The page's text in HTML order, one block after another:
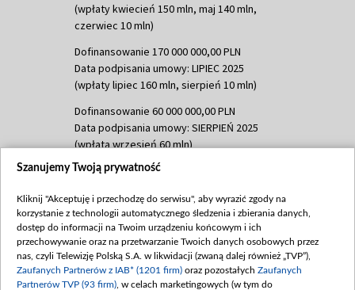
(wpłaty kwiecień 150 mln, maj 140 mln,
czerwiec 10 mln)
Dofinansowanie 170 000 000,00 PLN
Data podpisania umowy: LIPIEC 2025
(wpłaty lipiec 160 mln, sierpień 10 mln)
Dofinansowanie 60 000 000,00 PLN
Data podpisania umowy: SIERPIEŃ 2025
(wpłata wrzesień 60 mln)
Dofinansowanie 635 783 051,21 PLN
(wpłata wrzesień 100 mln, październik 350
mln, listopad 265 mln)
Dofinansowanie 48 862 000,00 PLN
Data podpisania umowy: GRUDZIEŃ 2025
(wpłata grudzień 60,548 mln)
Szanujemy Twoją prywatność
Kliknij "Akceptuję i przechodzę do serwisu", aby wyrazić zgody na
korzystanie z technologii automatycznego śledzenia i zbierania danych,
dostęp do informacji na Twoim urządzeniu końcowym i ich
przechowywanie oraz na przetwarzanie Twoich danych osobowych przez
nas, czyli Telewizję Polską S.A. w likwidacji (zwaną dalej również „TVP”),
Zaufanych Partnerów z IAB* (1201 firm) oraz pozostałych Zaufanych
Partnerów TVP (93 firm) , w celach marketingowych (w tym do